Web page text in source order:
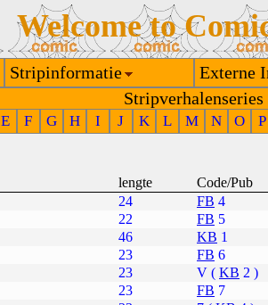
Welcome to
Stripinformatie Externe
Stripverhalenseries
E F G H I J K L M N O P
lengte Code/Pub
24 FB 4
22 FB 5
46 KB 1
23 FB 6
23 V ( KB 2 )
23 FB 7